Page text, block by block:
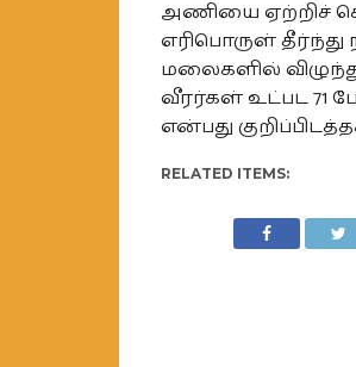
அணியை ஏற்றிச்
எரிபொருள் தீர்ந்து
மலைகளில்
வீரர்கள் உட்பட 71
என்பது
RELATED ITEMS: